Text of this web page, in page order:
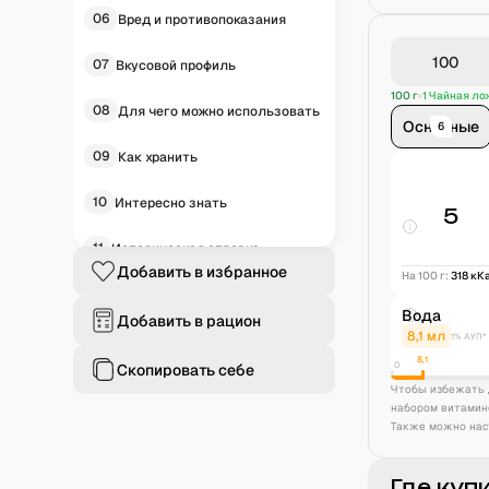
06 Вред и противопоказания
07 Вкусовой профиль
08 Для чего можно использовать
09 Как хранить
10 Интересно знать
11 Историческая справка
Добавить в избранное
Добавить в рацион
Скопировать себе
100 г 1 Чайная
Основные
6
5
На 100 г: 318
Вода
8,1 мл 1% АУП*
0 8,1
Чтобы избежать
набором
Также можно